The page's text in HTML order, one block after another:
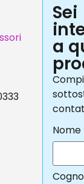
Sei
a
Nome